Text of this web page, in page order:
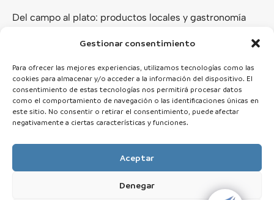
Gestionar consentimiento
Para ofrecer las mejores experiencias, utilizamos tecnologías como las
cookies para almacenar y/o acceder a la información del dispositivo. El
consentimiento de estas tecnologías nos permitirá procesar datos
como el comportamiento de navegación o las identificaciones únicas en
este sitio. No consentir o retirar el consentimiento, puede afectar
negativamente a ciertas características y funciones.
Aceptar
Denegar
Del campo al plato: productos locales y gastronomía
© 2025 Zamora Esencial · Todos los derechos reservados